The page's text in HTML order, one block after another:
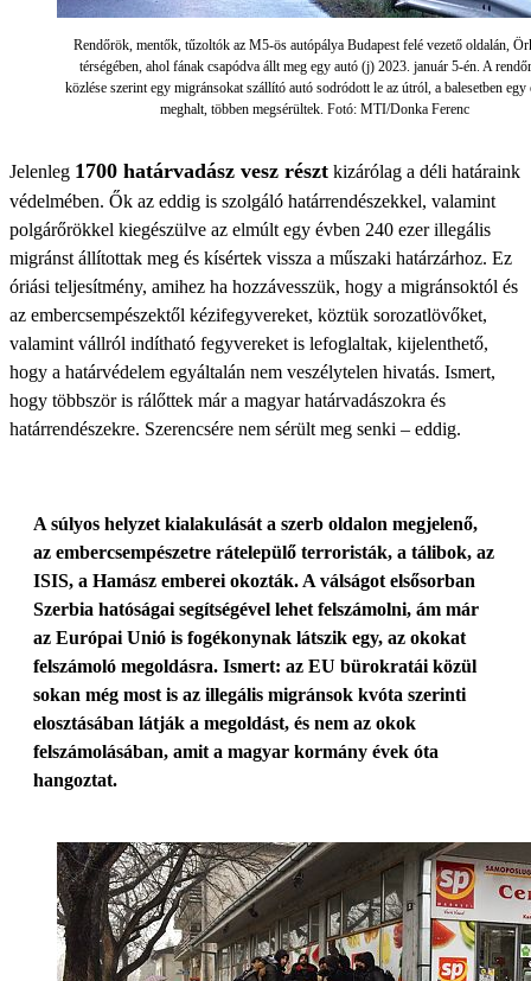
Rendőrök, mentők, tűzoltók az M5-ös autópálya Budapest felé vezető oldalán,
térségében, ahol fának csapódva állt meg egy autó (j) 2023. január 5-én. A
közlése szerint egy migránsokat szállító autó sodródott le az útról, a balesetben egy
meghalt, többen megsérültek. Fotó: MTI/Donka Ferenc
Jelenleg 1700 határvadász vesz részt kizárólag a déli határaink
védelmében. Ők az eddig is szolgáló határrendészekkel, valamint
polgárőrökkel kiegészülve az elmúlt egy évben 240 ezer illegális
migránst állítottak meg és kísértek vissza a műszaki határzárhoz. Ez
óriási teljesítmény, amihez ha hozzávesszük, hogy a migránsoktól és
az embercsempészektől kézifegyvereket, köztük sorozatlövőket,
valamint vállról indítható fegyvereket is lefoglaltak, kijelenthető,
hogy a határvédelem egyáltalán nem veszélytelen hivatás. Ismert,
hogy többször is rálőttek már a magyar határvadászokra és
határrendészekre. Szerencsére nem sérült meg senki – eddig.
A súlyos helyzet kialakulását a szerb oldalon megjelenő,
az embercsempészetre rátelepülő terroristák, a tálibok, az
ISIS, a Hamász emberei okozták. A válságot elsősorban
Szerbia hatóságai segítségével lehet felszámolni, ám már
az Európai Unió is fogékonynak látszik egy, az okokat
felszámoló megoldásra. Ismert: az EU bürokratái közül
sokan még most is az illegális migránsok kvóta szerinti
elosztásában látják a megoldást, és nem az okok
felszámolásában, amit a magyar kormány évek óta
hangoztat.